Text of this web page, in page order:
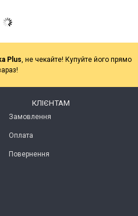
Plus , не чекайте! Купуйте його прямо
КЛІЄНТАМ
Замовлення
Оплата
Повернення